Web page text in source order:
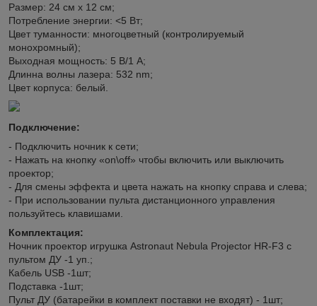
Размер: 24 см х 12 см;
Потребление энергии: <5 Вт;
Цвет туманности: многоцветный (контролируемый
монохромный);
Выходная мощность: 5 В/1 А;
Длинна волны лазера: 532 nm;
Цвет корпуса: белый.
Подключение:
- Подключить ночник к сети;
- Нажать на кнопку «on\off» чтобы включить или выключить
проектор;
- Для смены эффекта и цвета нажать на кнопку справа и слева;
- При использовании пульта дистанционного управления
пользуйтесь клавишами.
Комплектация:
Ночник проектор игрушка Astronaut Nebula Projector HR-F3 с
пультом ДУ -1 уп.;
Кабель USB -1шт;
Подставка -1шт;
Пульт ДУ (батарейки в комплект поставки не входят) - 1шт;